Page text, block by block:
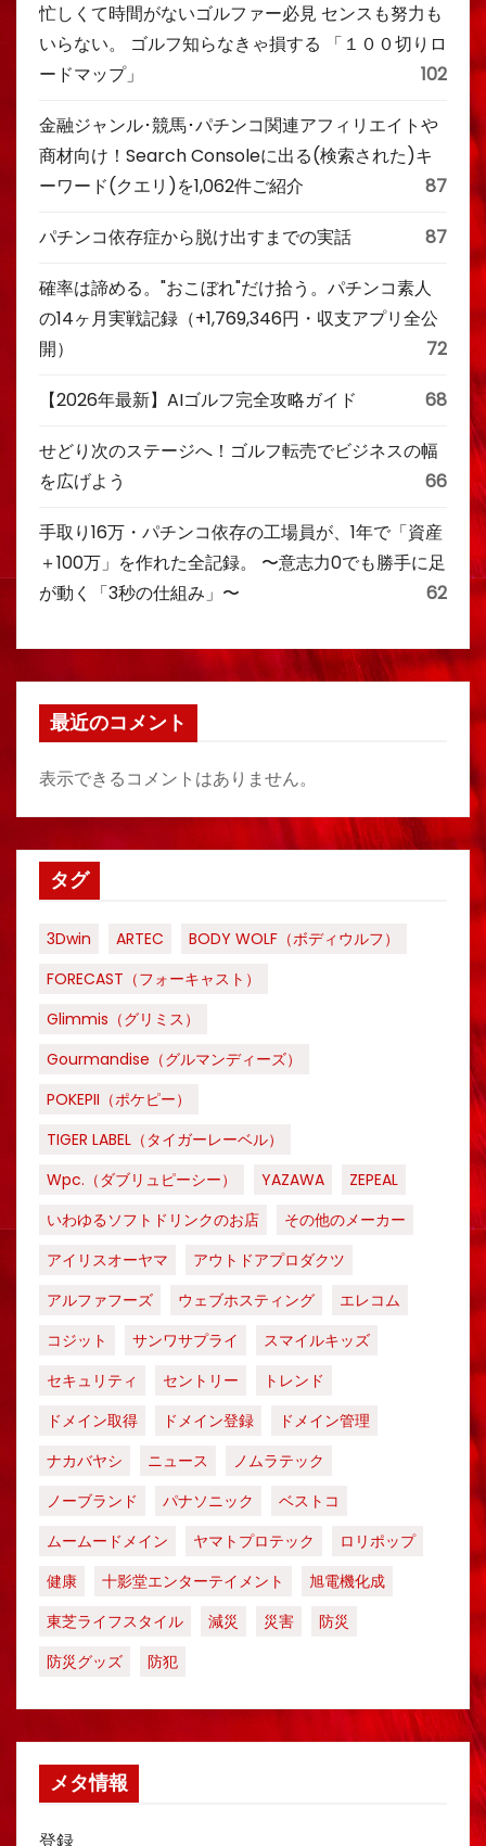
忙しくて時間がないゴルファー必見 センスも努力も
いらない。 ゴルフ知らなきゃ損する 「１００切りロ
ードマップ」
102
金融ジャンル･競馬･パチンコ関連アフィリエイトや
商材向け！Search Consoleに出る(検索された)キ
ーワード(クエリ)を1,062件ご紹介
87
パチンコ依存症から脱け出すまでの実話 87
確率は諦める。"おこぼれ"だけ拾う。パチンコ素人
の14ヶ月実戦記録（+1,769,346円・収支アプリ全公
開）
72
【2026年最新】AIゴルフ完全攻略ガイド 68
せどり次のステージへ！ゴルフ転売でビジネスの幅
を広げよう
66
手取り16万・パチンコ依存の工場員が、1年で「資産
＋100万」を作れた全記録。 〜意志力0でも勝手に足
が動く「3秒の仕組み」〜
62
最近のコメント
表示できるコメントはありません。
タグ
3Dwin ARTEC
BODY WOLF（ボディウルフ）
FORECAST（フォーキャスト）
Glimmis（グリミス）
Gourmandise（グルマンディーズ）
POKEPII（ポケピー）
TIGER LABEL（タイガーレーベル）
Wpc.（ダブリュピーシー）
YAZAWA
ZEPEAL
いわゆるソフトドリンクのお店
その他のメーカー
アイリスオーヤマ
アウトドアプロダクツ
アルファフーズ
ウェブホスティング
エレコム
コジット
サンワサプライ
スマイルキッズ
セキュリティ
セントリー
トレンド
ドメイン取得
ドメイン登録
ドメイン管理
ナカバヤシ
ニュース
ノムラテック
ノーブランド
パナソニック
ベストコ
ムームードメイン
ヤマトプロテック
ロリポップ
健康
十影堂エンターテイメント
旭電機化成
東芝ライフスタイル
減災 災害
防災
防災グッズ
防犯
メタ情報